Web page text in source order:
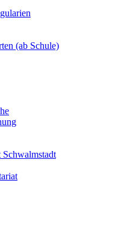
(ab Schule)
Schwalmstadt